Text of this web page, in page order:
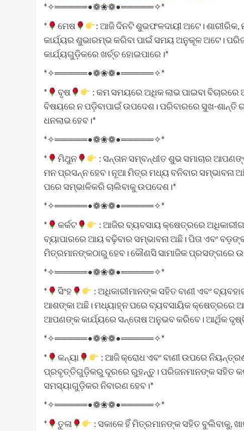
*✧═════•❁❀❁•═════✧*
*
ମେଷ
: ଆଜି ଦିନଟି ଶୁଭଫଳଦାୟୀ ଅଟେ।
କାର୍ଯ୍ୟର ଶୁଭାରମ୍ଭ କରିବା ପାଇଁ ସମୟ ଅନୁକୂଳ ଅଟେ।
କାର୍ଯ୍ୟଗୁଡ଼ିକରେ ଖର୍ଚ୍ଚ ହୋଇପାରେ।*
*✧═════•❁❀❁•═════✧*
*
ବୃଷ
: କମ ସମୟରେ ଅଧିକ ଲାଭ ପାଇବା
ବିଷୟରେ ନ ପଡ଼ିବାପାଇଁ ଉପଦେଶ। ପରିବାରରେ ସୁଖ-
ଧନଲାଭ ହେବ।*
*✧═════•❁❀❁•═════✧*
*
ମିଥୁନ
: ସନ୍ତାନ ସମ୍ବନ୍ଧୀତ ଶୁଭ ସମାଚାର
ମନ ପ୍ରସନ୍ନ ହେବ। ନୂଆ ମିତ୍ର ମଧ୍ୟ ବନିବାର ସମ୍ଭାବନା
ପରେ ସମ୍ଭାଳିକରି ଚାଲିବାକୁ ଉପଦେଶ।*
*✧═════•❁❀❁•═════✧*
*
କର୍କଟ
: ଆଜିର ବ୍ୟବସାୟ କ୍ଷେତ୍ରରେ
ବ୍ୟାପାରରେ ଆୟ ବଢ଼ିବାର ସମ୍ଭାବନା ଅଛି। ପିତା ଏବଂ
ମିତ୍ରମାନଙ୍କଠାରୁ ହେବ। କୌଣସି ସାମାଜିକ ପ୍ରସଙ୍ଗରେ
*✧═════•❁❀❁•═════✧*
*
ସିଂହ
: ଅଧିକାରୀମାନଙ୍କ ସହିତ ବାଣୀ ଏବଂ
ଆଶଙ୍କା ଅଛି। ମଧ୍ୟାହ୍ନ ପରେ ବ୍ୟବସାୟିକ
ଆପଣଙ୍କ କାର୍ଯ୍ୟରେ ସନ୍ତୋଷ ଅନୁଭବ କରିବେ। ଆର୍ଥିକ
*✧═════•❁❀❁•═════✧*
*
କନ୍ୟା
: ଆଜି କ୍ରୋଧ ଏବଂ ବାଣୀ ଉପରେ
ପ୍ରବୃତ୍ତିଗୁଡ଼ିକରୁ ଦୂରରେ ରୁହନ୍ତୁ। ପରିଜନମାନଙ୍କ ସହିତ
ସମସ୍ୟାଗୁଡ଼ିକର ନିବାରଣ ହେବ।*
*✧═════•❁❀❁•═════✧*
*
ତୁଳା
: ସକାଳେ ହିଁ ମିତ୍ରମାନଙ୍କ ସହିତ ବୁଲିବାକୁ,